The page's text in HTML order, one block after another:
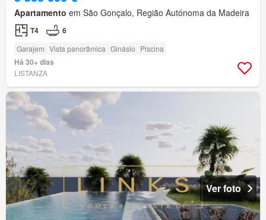
Apartamento em São Gonçalo, Região Autónoma da Madeira
T4 6
Garajem Vista panorâmica Ginásio Piscina
Há 30+ dias
LISTANZA
Ver foto